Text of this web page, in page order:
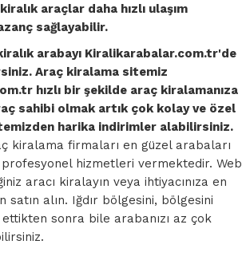
araçlar daha hızlı ulaşım
sağlayabilir.
arabayı Kiralikarabalar.com.tr'de
Araç kiralama sitemiz
hızlı bir şekilde araç kiralamanıza
sahibi olmak artık çok kolay ve özel
harika indirimler alabilirsiniz.
kiralama firmaları en güzel arabaları
hizmetleri vermektedir. Web
aracı kiralayın veya ihtiyacınıza en
satın alın. Iğdır bölgesini, bölgesini
sonra bile arabanızı az çok